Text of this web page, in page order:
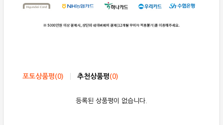
포토상품평(0) 추천상품평(0)
등록된 상품평이 없습니다.